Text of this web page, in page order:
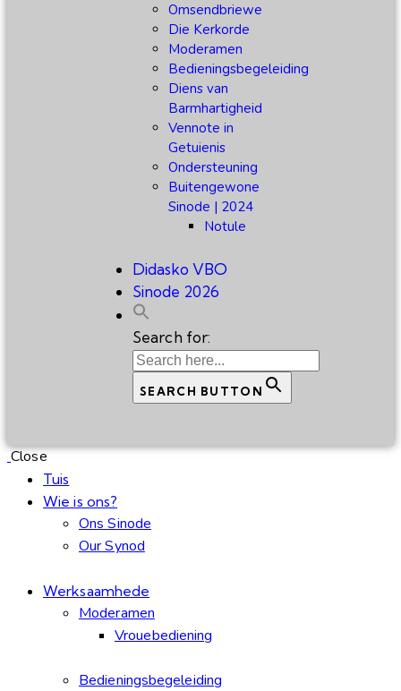
Omsendbriewe
Die Kerkorde
Moderamen
Bedieningsbegeleiding
Diens van
Barmhartigheid
Vennote in
Getuienis
Ondersteuning
Buitengewone
Sinode | 2024
Notule
Didasko VBO
Sinode 2026
Search for:
SEARCH BUTTON
Close
Tuis
Wie is ons?
Ons Sinode
Our Synod
Werksaamhede
Moderamen
Vrouebediening
Bedieningsbegeleiding